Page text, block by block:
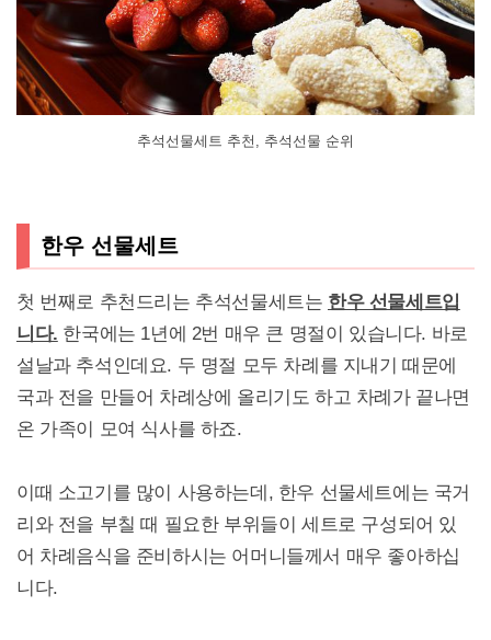
추석선물세트 추천, 추석선물 순위
한우 선물세트
첫 번째로 추천드리는 추석선물세트는 한우 선물세트입
니다. 한국에는 1년에 2번 매우 큰 명절이 있습니다. 바로
설날과 추석인데요. 두 명절 모두 차례를 지내기 때문에
국과 전을 만들어 차례상에 올리기도 하고 차례가 끝나면
온 가족이 모여 식사를 하죠.
이때 소고기를 많이 사용하는데, 한우 선물세트에는 국거
리와 전을 부칠 때 필요한 부위들이 세트로 구성되어 있
어 차례음식을 준비하시는 어머니들께서 매우 좋아하십
니다.